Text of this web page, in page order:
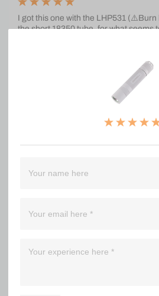
I got this one with the LHP531
the short 18350 tube, for what seems
brilliant piece of work that pushes the
feeling great. The Vapcell M11 v2.0
course 1100 mAh is consumed quickly
WOW fit and finish on this mao s2+ is
on cuz I can't stop rolling it in my